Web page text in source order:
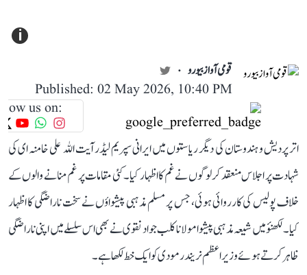
i
قومی آواز بیورو
Published: 02 May 2026, 10:40 PM
us on:
اتر پردیش و ہندوستان کی دیگر ریاستوں میں ایرانی سپریم لیڈر آیت اللہ علی خامنہ ای کی
شہادت پر اجلاس منعقد کر لوگوں نے غم کا اظہار کیا۔ کئی مقامات پر غم منانے والوں کے
خلاف پولیس کی کارروائی ہوئی، جس پر مسلم مذہبی پیشواؤں نے سخت ناراضگی کا اظہار
کیا۔ لکھنؤ میں شیعہ مذہبی پیشوا مولانا کلب جواد نقوی نے بھی اس سلسلے میں اپنی ناراضگی
ظاہر کرتے ہوئے وزیر اعظم نریندر مودی کو ایک خط لکھا ہے۔